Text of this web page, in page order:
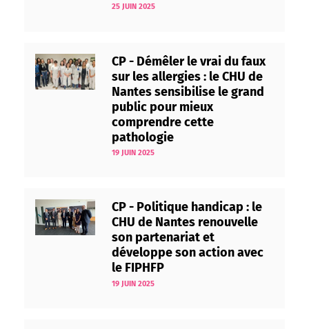
25 JUIN 2025
CP - Démêler le vrai du faux
sur les allergies : le CHU de
Nantes sensibilise le grand
public pour mieux
comprendre cette
pathologie
19 JUIN 2025
CP - Politique handicap : le
CHU de Nantes renouvelle
son partenariat et
développe son action avec
le FIPHFP
19 JUIN 2025